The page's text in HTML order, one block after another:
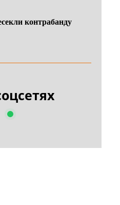
контрабанду